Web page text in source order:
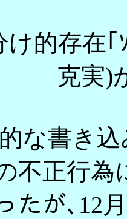
け的存在
克実)
な書き
不正行為
たが､12